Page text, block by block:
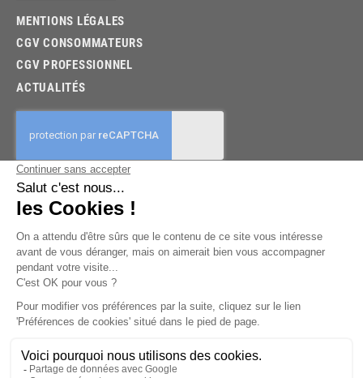
03.85.32.96.74
MENTIONS LÉGALES
CGV CONSOMMATEURS
CGV PROFESSIONNEL
ACTUALITÉS